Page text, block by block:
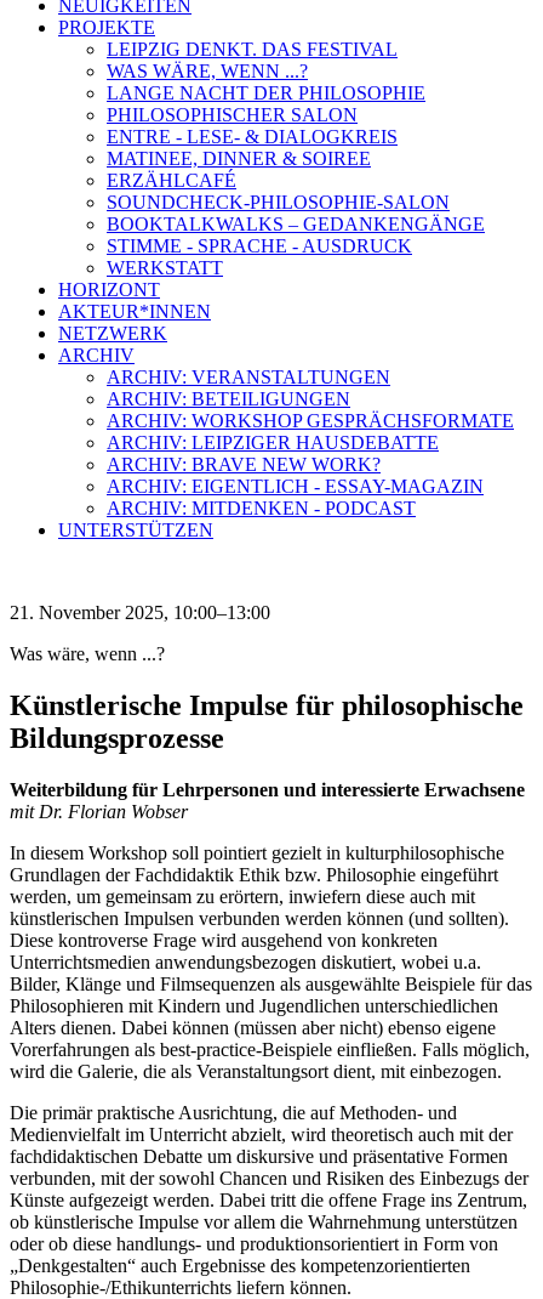
NEUIGKEITEN
PROJEKTE
LEIPZIG DENKT. DAS FESTIVAL
WAS WÄRE, WENN ...?
LANGE NACHT DER PHILOSOPHIE
PHILOSOPHISCHER SALON
ENTRE - LESE- & DIALOGKREIS
MATINEE, DINNER & SOIREE
ERZÄHLCAFÉ
SOUNDCHECK-PHILOSOPHIE-SALON
BOOKTALKWALKS – GEDANKENGÄNGE
STIMME - SPRACHE - AUSDRUCK
WERKSTATT
HORIZONT
AKTEUR*INNEN
NETZWERK
ARCHIV
ARCHIV: VERANSTALTUNGEN
ARCHIV: BETEILIGUNGEN
ARCHIV: WORKSHOP GESPRÄCHSFORMATE
ARCHIV: LEIPZIGER HAUSDEBATTE
ARCHIV: BRAVE NEW WORK?
ARCHIV: EIGENTLICH - ESSAY-MAGAZIN
ARCHIV: MITDENKEN - PODCAST
UNTERSTÜTZEN
21. November 2025, 10:00–13:00
Was wäre, wenn ...?
Künstlerische Impulse für philosophische
Bildungsprozesse
Weiterbildung für Lehrpersonen und interessierte Erwachsene
mit Dr. Florian Wobser
In diesem Workshop soll pointiert gezielt in kulturphilosophische
Grundlagen der Fachdidaktik Ethik bzw. Philosophie eingeführt
werden, um gemeinsam zu erörtern, inwiefern diese auch mit
künstlerischen Impulsen verbunden werden können (und sollten).
Diese kontroverse Frage wird ausgehend von konkreten
Unterrichtsmedien anwendungsbezogen diskutiert, wobei u.a.
Bilder, Klänge und Filmsequenzen als ausgewählte Beispiele für das
Philosophieren mit Kindern und Jugendlichen unterschiedlichen
Alters dienen. Dabei können (müssen aber nicht) ebenso eigene
Vorerfahrungen als best-practice-Beispiele einfließen. Falls möglich,
wird die Galerie, die als Veranstaltungsort dient, mit einbezogen.
Die primär praktische Ausrichtung, die auf Methoden- und
Medienvielfalt im Unterricht abzielt, wird theoretisch auch mit der
fachdidaktischen Debatte um diskursive und präsentative Formen
verbunden, mit der sowohl Chancen und Risiken des Einbezugs der
Künste aufgezeigt werden. Dabei tritt die offene Frage ins Zentrum,
ob künstlerische Impulse vor allem die Wahrnehmung unterstützen
oder ob diese handlungs- und produktionsorientiert in Form von
„Denkgestalten“ auch Ergebnisse des kompetenzorientierten
Philosophie-/Ethikunterrichts liefern können.